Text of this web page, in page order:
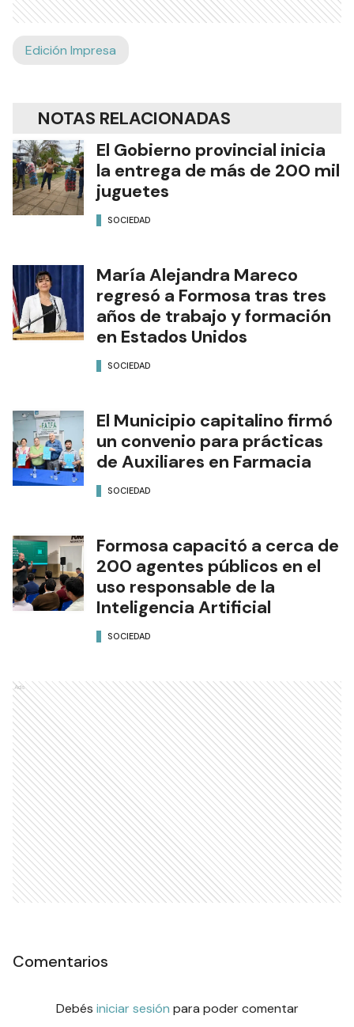
Edición Impresa
NOTAS RELACIONADAS
El Gobierno provincial inicia
la entrega de más de 200 mil
juguetes
SOCIEDAD
María Alejandra Mareco
regresó a Formosa tras tres
años de trabajo y formación
en Estados Unidos
SOCIEDAD
El Municipio capitalino firmó
un convenio para prácticas
de Auxiliares en Farmacia
SOCIEDAD
Formosa capacitó a cerca de
200 agentes públicos en el
uso responsable de la
Inteligencia Artificial
SOCIEDAD
Ads
Comentarios
Debés iniciar sesión para poder comentar